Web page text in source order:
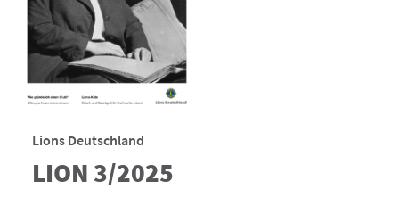
Lions Deutschland
LION 3/2025